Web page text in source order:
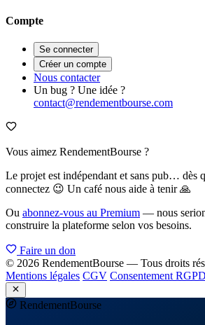
Compte
Se connecter
Créer un compte
Nous contacter
Un bug ? Une idée ?
contact@rendementbourse.com
Vous aimez RendementBourse ?
Le projet est indépendant et sans pub… dès
connectez 😉 Un café nous aide à tenir 🙏
Ou abonnez-vous au Premium — nous
construire la plateforme selon vos besoins.
Faire un don
© 2026 RendementBourse — Tous droits
Mentions légales CGV Consentement RGPD
RendementBourse